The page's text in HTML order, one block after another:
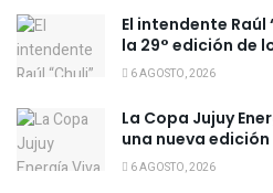
El intendente
la 29° edición de
6 AGOSTO, 2026
La Copa Jujuy
una nueva
6 AGOSTO, 2026